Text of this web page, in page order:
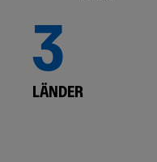
Gruppe
3
LÄNDER